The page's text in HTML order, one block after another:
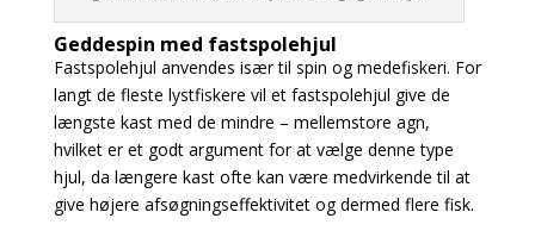
Geddespin med fastspolehjul
Fastspolehjul anvendes især til spin og medefiskeri. For
langt de fleste lystfiskere vil et fastspolehjul give de
længste kast med de mindre – mellemstore agn,
hvilket er et godt argument for at vælge denne type
hjul, da længere kast ofte kan være medvirkende til at
give højere afsøgningseffektivitet og dermed flere fisk.